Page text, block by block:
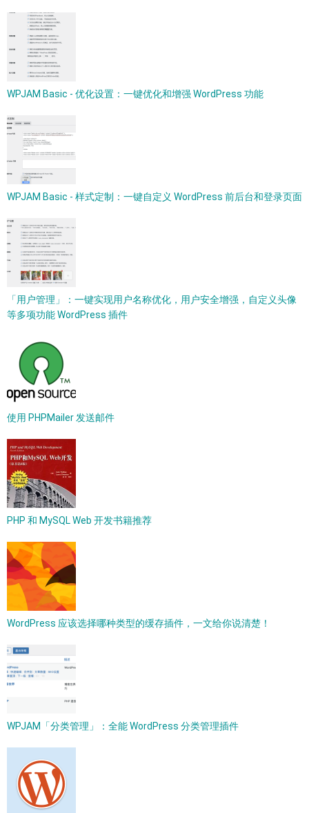
WPJAM Basic - 优化设置：一键优化和增强 WordPress 功能
WPJAM Basic - 样式定制：一键自定义 WordPress 前后台和登录页面
「用户管理」：一键实现用户名称优化，用户安全增强，自定义头像
等多项功能 WordPress 插件
使用 PHPMailer 发送邮件
PHP 和 MySQL Web 开发书籍推荐
WordPress 应该选择哪种类型的缓存插件，一文给你说清楚！
WPJAM「分类管理」：全能 WordPress 分类管理插件